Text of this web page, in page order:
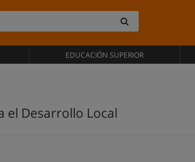
EDUCACIÓN SUPERIOR
el Desarrollo Local